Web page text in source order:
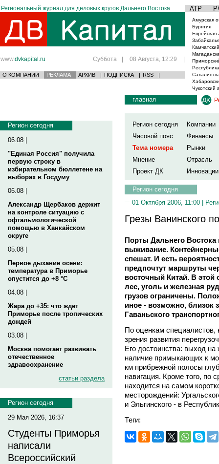
Региональный журнал для деловых кругов Дальнего Востока АТР
www.dvkapital.ru Суббота | 08 Августа, 12:29 |
О КОМПАНИИ РЕКЛАМА АРХИВ | ПОДПИСКА | RSS |
Амурская
Бурятия
Еврейская
Чукотский
Регион сегодня
06.08 |
"Единая Россия" получила
первую строку в
избирательном бюллетене на
выборах в Госдуму
06.08 |
Александр Щербаков держит
на контроле ситуацию с
офтальмологической
помощью в Ханкайском
округе
05.08 |
Первое дыхание осени:
температура в Приморье
опустится до +8 °C
04.08 |
Жара до +35: что ждет
Приморье после тропических
дождей
03.08 |
Москва помогает развивать
отечественное
здравоохранение
статьи раздела
Регион сегодня
29 Мая 2026, 16:37
Студенты Приморья
написали
Всероссийский
главная
Регион сегодня
Компании
Часовой пояс
Финансы
Тема номера
Рынки
Мнение
Отрасль
Проект ДК
Инновации
Регион сегодня
01 Октября 2006, 11:00 |
Грезы Ванинского
Порты Дальнего
выживание.
спешат. И есть
предпочтут маршруты
восточный Китай. В этой
лес, уголь и железная
грузов ограничены.
иное - возможно, близок
Гаваньского
По оценкам специалистов,
зрения развития
Его достоинства: выход
наличие примыкающих к
км прибрежной полосы
навигация. Кроме того, по
находится на самом
месторождений:
и Эльгинского - в
Теги: